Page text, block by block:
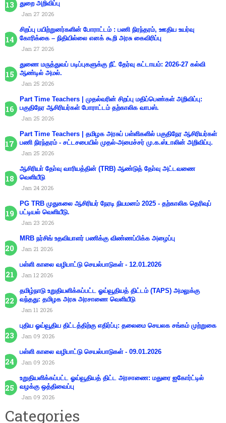
துறை அறிவிப்பு
Jan 27 2026
சிறப்பு பயிற்றுனர்களின் போராட்டம் : பணி நிரந்தரம், ஊதிய உயர்வு
கோரிக்கை – நிதியில்லை எனக் கூறி அரசு கைவிரிப்பு
Jan 27 2026
துணை மருத்துவப் படிப்புகளுக்கு நீட் தேர்வு கட்டாயம்: 2026-27 கல்வி
ஆண்டில் அமல்.
Jan 25 2026
Part Time Teachers | முதல்வரின் சிறப்பு மதிப்பெண்கள் அறிவிப்பு:
பகுதிநேர ஆசிரியர்கள் போராட்டம் தற்காலிக வாபஸ்.
Jan 25 2026
Part Time Teachers | தமிழக அரசுப் பள்ளிகளில் பகுதிநேர ஆசிரியர்கள்
பணி நிரந்தரம் - சட்டசபையில் முதல்-அமைச்சர் மு.க.ஸ்டாலின் அறிவிப்பு.
Jan 25 2026
ஆசிரியா் தோ்வு வாரியத்தின் (TRB) ஆண்டுத் தோ்வு அட்டவணை
வெளியீடு
Jan 24 2026
PG TRB முதுகலை ஆசிரியர் நேரடி நியமனம் 2025 - தற்காலிக தெரிவுப்
பட்டியல் வெளியீடு.
Jan 23 2026
MRB நர்சிங் உதவியாளர் பணிக்கு விண்ணப்பிக்க அழைப்பு
Jan 21 2026
பள்ளி காலை வழிபாட்டு செயல்பாடுகள் - 12.01.2026
Jan 12 2026
தமிழ்நாடு உறுதியளிக்கப்பட்ட ஓய்வூதியத் திட்டம் (TAPS) அமலுக்கு
வந்தது: தமிழக அரசு அரசாணை வெளியீடு
Jan 11 2026
புதிய ஓய்வூதிய திட்டத்திற்கு எதிர்ப்பு: தலைமை செயலக சங்கம் முற்றுகை
Jan 09 2026
பள்ளி காலை வழிபாட்டு செயல்பாடுகள் - 09.01.2026
Jan 09 2026
உறுதியளிக்கப்பட்ட ஓய்வூதியத் திட்ட அரசாணை: மதுரை ஐகோர்ட்டில்
வழக்கு ஒத்திவைப்பு
Jan 09 2026
Categories